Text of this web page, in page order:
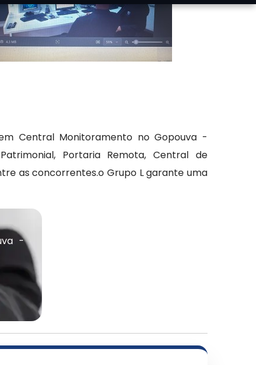
Central Monitoramento no Gopouva -
Portaria Remota, Central de
as concorrentes.o Grupo L garante uma
-